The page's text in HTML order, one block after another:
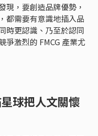
現，要創造品牌優勢，
都需要有意識地插入品
時更認識、乃至於認同
爭激烈的 FMCG 產業尤
球把人文關懷